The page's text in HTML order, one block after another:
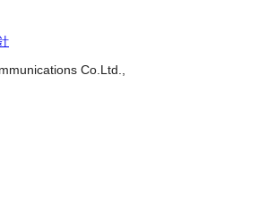
Co.Ltd.,